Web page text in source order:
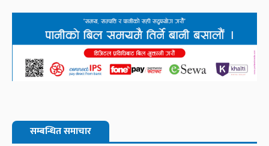
सम्बन्धित समाचार